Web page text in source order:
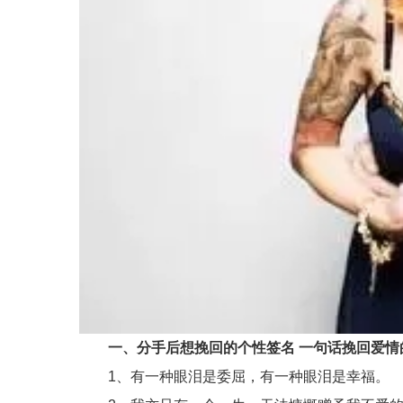
一、分手后想挽回的个性签名 一句话挽回爱情
1、有一种眼泪是委屈，有一种眼泪是幸福。